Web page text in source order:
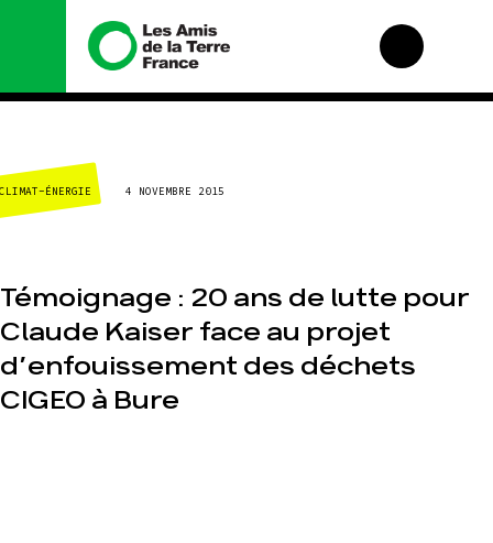
Nous connaître
Histoire
Valeurs
Équipes et
fonctionnement
Le réseau dans le
monde
Mode : une tendance
destructrice
Gaz au Mozambique,
la violence TOTAL(e)
CLIMAT-ÉNERGIE 4 NOVEMBRE 2015
Témoignage : 20 ans de lutte pour
Claude Kaiser face au projet
d’enfouissement des déchets
CIGEO à Bure